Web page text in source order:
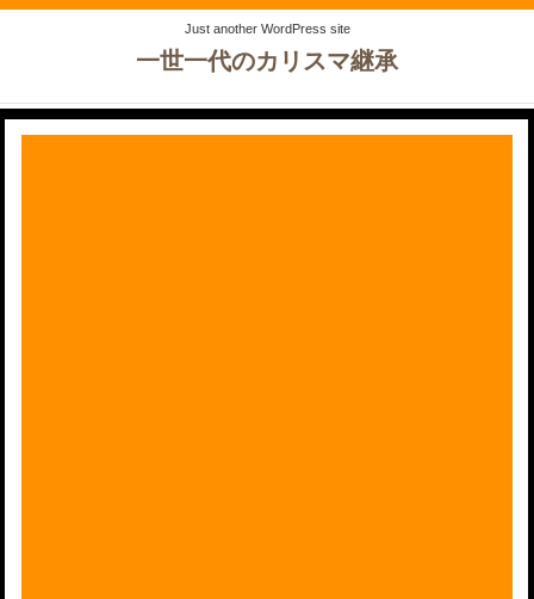
Just another WordPress site
一世一代のカリスマ継承